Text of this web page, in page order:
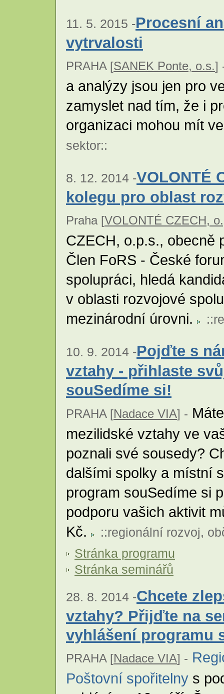
11. 5. 2015 -Procesní
vytrvalosti
PRAHA [SANEK Ponte, o.s.]
a analýzy jsou jen pro
zamyslet nad tím, že i
organizaci mohou mít
sektor::
8. 12. 2014 -VOLONTÉ
kolegu pro oblast
Praha [VOLONTÉ CZECH,
CZECH, o.p.s., obecně
Člen FoRS - České
spolupráci, hledá
v oblasti rozvojové
mezinárodní úrovni.
::
10. 9. 2014 -Pojďte s
vztahy - přihlaste
souSedíme si!
PRAHA [Nadace VIA] -
mezilidské vztahy ve
poznali své sousedy?
dalšími spolky a místní
program souSedíme si
podporu vašich aktivit
Kč.
::regionální rozvoj,
Stránka programu
Stránka seminářů
28. 8. 2014 -Chcete
vztahy? Přijďte na
vyhlášení programu
PRAHA [Nadace VIA] -
Poštovní spořitelny s